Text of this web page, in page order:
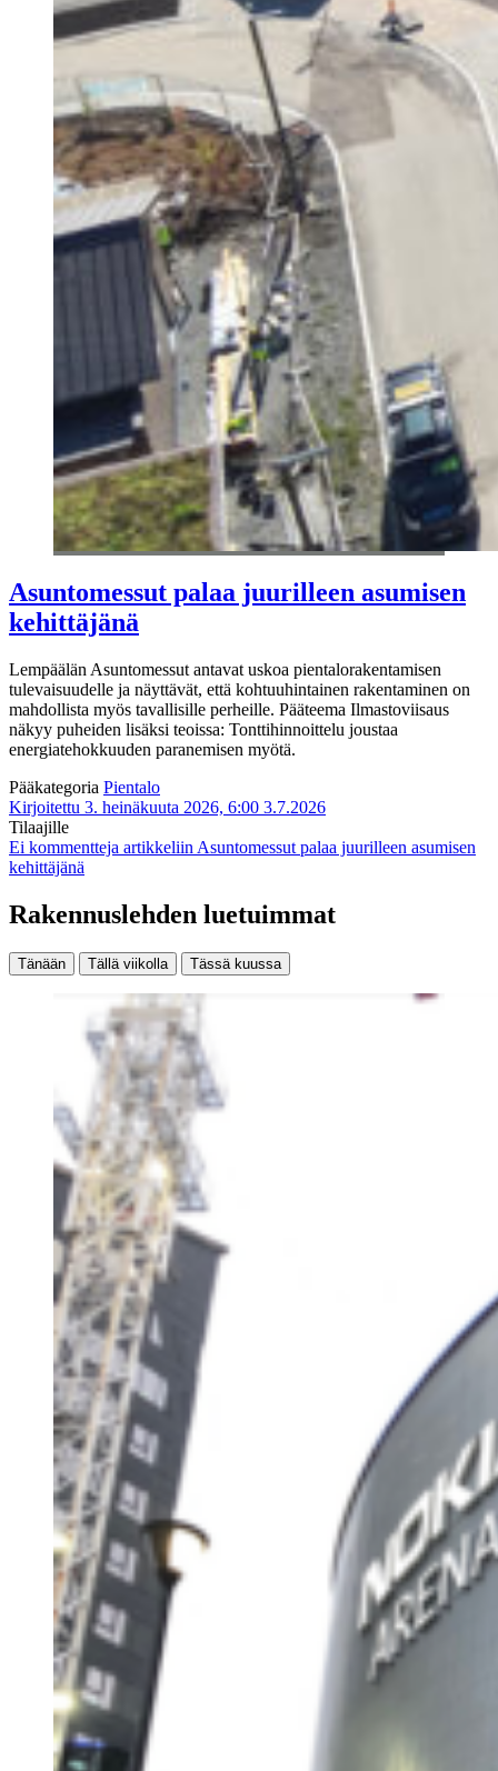
Asuntomessut palaa juurilleen asumisen
kehittäjänä
Lempäälän Asuntomessut antavat uskoa pientalorakentamisen
tulevaisuudelle ja näyttävät, että kohtuuhintainen rakentaminen on
mahdollista myös tavallisille perheille. Pääteema Ilmastoviisaus
näkyy puheiden lisäksi teoissa: Tonttihinnoittelu joustaa
energiatehokkuuden paranemisen myötä.
Pääkategoria Pientalo
Kirjoitettu 3. heinäkuuta 2026, 6:00 3.7.2026
Tilaajille
Ei kommentteja artikkeliin Asuntomessut palaa juurilleen asumisen
kehittäjänä
Rakennuslehden luetuimmat
Tänään Tällä viikolla Tässä kuussa